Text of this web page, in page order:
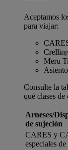
Aceptamos
para viajar:
Meru
Consulte la
qué clases
Arneses/
de sujeción
CARES y
especiales